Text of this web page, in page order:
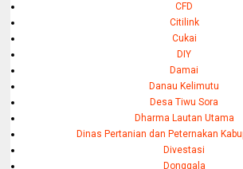
CFD
Citilink
Cukai
DIY
Damai
Danau Kelimutu
Desa Tiwu Sora
Dharma Lautan Utama
Dinas Pertanian dan Peternakan
Divestasi
Donggala